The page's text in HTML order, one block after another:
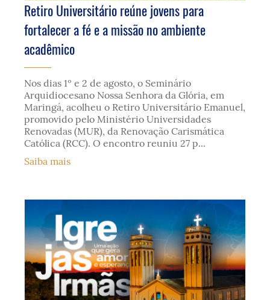
Retiro Universitário reúne jovens para
fortalecer a fé e a missão no ambiente
acadêmico
Nos dias 1º e 2 de agosto, o Seminário
Arquidiocesano Nossa Senhora da Glória, em
Maringá, acolheu o Retiro Universitário Emanuel,
promovido pelo Ministério Universidades
Renovadas (MUR), da Renovação Carismática
Católica (RCC). O encontro reuniu 27 p...
Saiba mais